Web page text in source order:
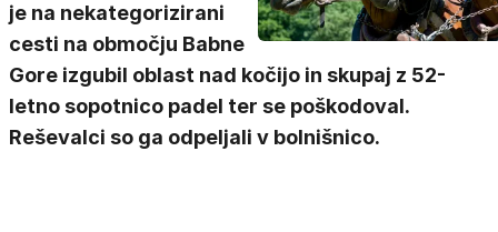
je na nekategorizirani
cesti na območju Babne
Gore izgubil oblast nad kočijo in skupaj z 52-
letno sopotnico padel ter se poškodoval.
Reševalci so ga odpeljali v bolnišnico.